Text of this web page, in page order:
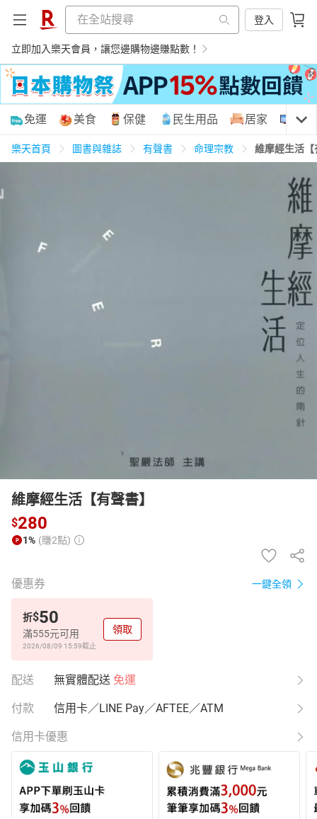
登入
立即加入樂天會員，讓您邊購物邊賺點數！
購物網分類
民生用品
居家生活 親子玩具
情趣用品
免運 美食 保健 民生用品 居家 3C
樂天首頁 圖書與雜誌 有聲書 命理宗教 維摩經生活【
維摩經生活【有聲書】
$280
1% (賺2點)
優惠券 一鍵全領
折$50
滿555元可用
2026/08/09 15:59截止
領取
配送 無實體配送 免運
付款 信用卡／LINE Pay／AFTEE／ATM
信用卡優惠